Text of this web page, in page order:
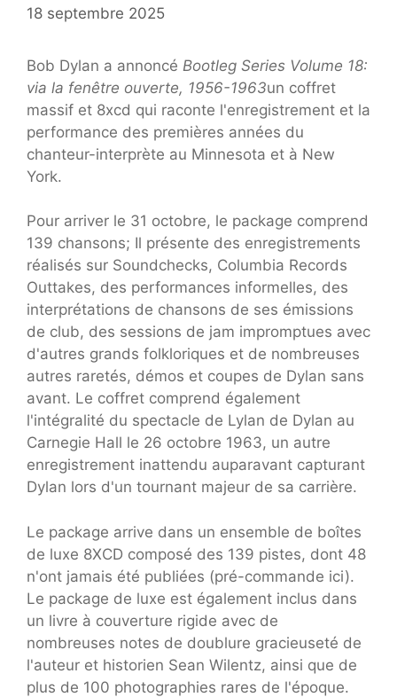
18 septembre 2025
Bob Dylan a annoncé Bootleg Series Volume 18:
via la fenêtre ouverte, 1956-1963un coffret
massif et 8xcd qui raconte l'enregistrement et la
performance des premières années du
chanteur-interprète au Minnesota et à New
York.
Pour arriver le 31 octobre, le package comprend
139 chansons; Il présente des enregistrements
réalisés sur Soundchecks, Columbia Records
Outtakes, des performances informelles, des
interprétations de chansons de ses émissions
de club, des sessions de jam impromptues avec
d'autres grands folkloriques et de nombreuses
autres raretés, démos et coupes de Dylan sans
avant. Le coffret comprend également
l'intégralité du spectacle de Lylan de Dylan au
Carnegie Hall le 26 octobre 1963, un autre
enregistrement inattendu auparavant capturant
Dylan lors d'un tournant majeur de sa carrière.
Le package arrive dans un ensemble de boîtes
de luxe 8XCD composé des 139 pistes, dont 48
n'ont jamais été publiées (pré-commande ici).
Le package de luxe est également inclus dans
un livre à couverture rigide avec de
nombreuses notes de doublure gracieuseté de
l'auteur et historien Sean Wilentz, ainsi que de
plus de 100 photographies rares de l'époque.